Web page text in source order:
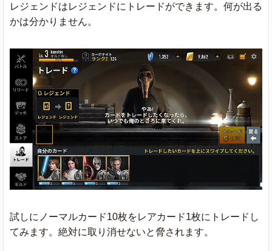
レジェンドはレジェンドにトレードができます。何が出る
かは分かりません。
試しにノーマルカード10枚をレアカード1枚にトレードし
てみます。絶対に取り消せないと脅されます。